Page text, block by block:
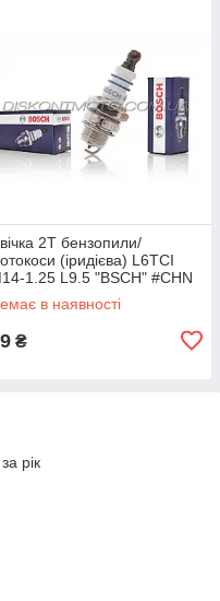
2T бензопили/
(іридієва) L6TCI
1.25 L9.5 "BSCH" #CHN
в наявності
₴
рік